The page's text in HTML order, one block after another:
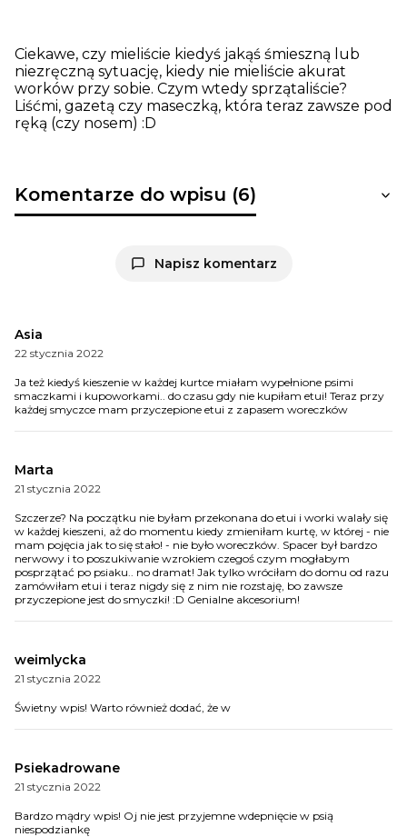
Ciekawe, czy mieliście kiedyś jakąś śmieszną lub
niezręczną sytuację, kiedy nie mieliście akurat
worków przy sobie. Czym wtedy sprzątaliście?
Liśćmi, gazetą czy maseczką, która teraz zawsze pod
ręką (czy nosem) :D
Komentarze do wpisu (6)
Napisz komentarz
Asia
22 stycznia 2022
Ja też kiedyś kieszenie w każdej kurtce miałam wypełnione psimi
smaczkami i kupoworkami.. do czasu gdy nie kupiłam etui! Teraz przy
każdej smyczce mam przyczepione etui z zapasem woreczków
Marta
21 stycznia 2022
Szczerze? Na początku nie byłam przekonana do etui i worki walały się
w każdej kieszeni, aż do momentu kiedy zmieniłam kurtę, w której - nie
mam pojęcia jak to się stało! - nie było woreczków. Spacer był bardzo
nerwowy i to poszukiwanie wzrokiem czegoś czym mogłabym
posprzątać po psiaku.. no dramat! Jak tylko wróciłam do domu od razu
zamówiłam etui i teraz nigdy się z nim nie rozstaję, bo zawsze
przyczepione jest do smyczki! :D Genialne akcesorium!
weimlycka
21 stycznia 2022
Świetny wpis! Warto również dodać, że w
Psiekadrowane
21 stycznia 2022
Bardzo mądry wpis! Oj nie jest przyjemne wdepnięcie w psią
niespodziankę